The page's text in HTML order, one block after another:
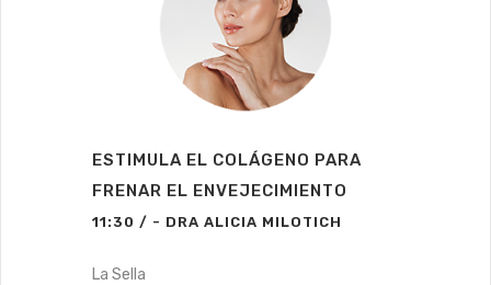
ESTIMULA EL COLÁGENO PARA
FRENAR EL ENVEJECIMIENTO
11:30 / - DRA ALICIA MILOTICH
La Sella